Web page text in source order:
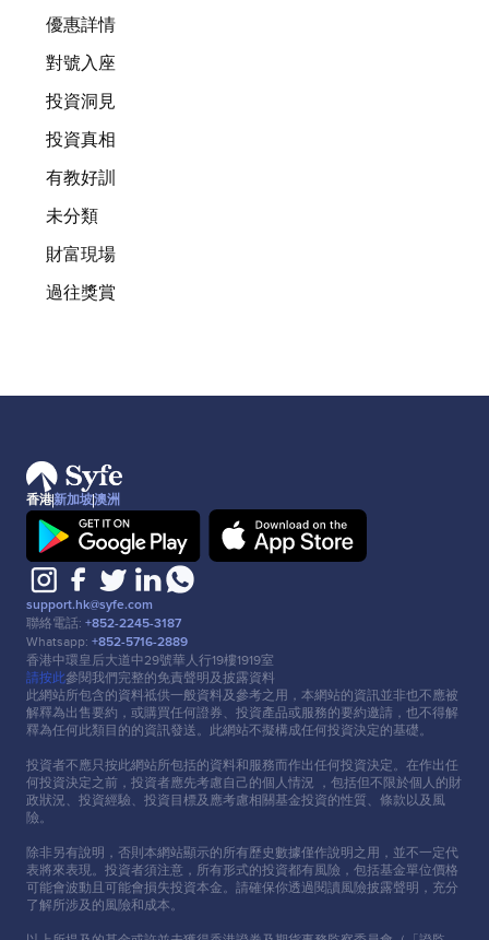
優惠詳情
對號入座
投資洞見
投資真相
有教好訓
未分類
財富現場
過往獎賞
香港新加坡澳洲
support.hk@syfe.com
聯絡電話: +852-2245-3187
Whatsapp: +852-5716-2889
香港中環皇后⼤道中29號華⼈⾏19樓1919室
請按此參閱我們完整的免責聲明及披露資料
此網站所包含的資料祗供⼀般資料及參考之⽤，本網站的資訊並非也不應被
解釋為出售要約，或購買任何證券、投資產品或服務的要約邀請，也不得解
釋為任何此類⽬的的資訊發送。此網站不擬構成任何投資決定的基礎。
投資者不應只按此網站所包括的資料和服務⽽作出任何投資決定。在作出任
何投資決定之前，投資者應先考慮⾃⼰的個⼈情況 ，包括但不限於個⼈的財
政狀況、投資經驗、投資⽬標及應考慮相關基⾦投資的性質、條款以及風
險。
除非另有說明，否則本網站顯示的所有歷史數據僅作說明之⽤，並不⼀定代
表將來表現。投資者須注意，所有形式的投資都有風險，包括基⾦單位價格
可能會波動且可能會損失投資本⾦。請確保你透過閱讀風險披露聲明，充分
了解所涉及的風險和成本。